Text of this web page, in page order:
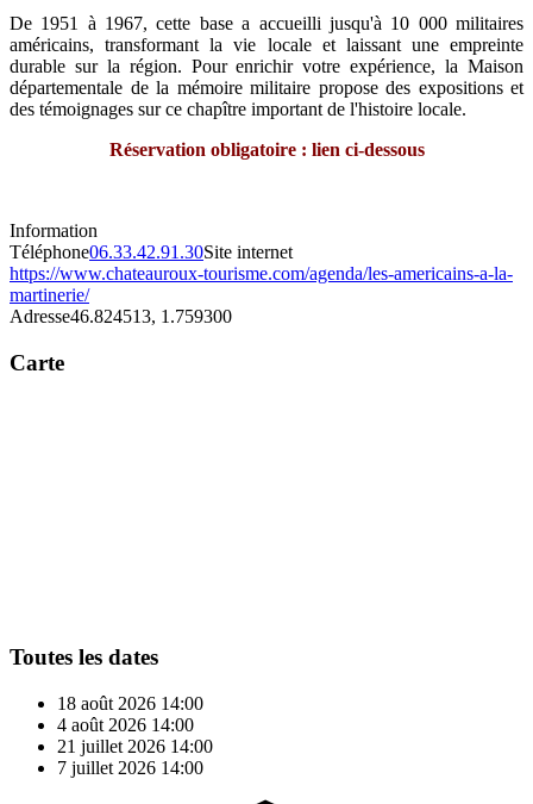
De 1951 à 1967, cette base a accueilli jusqu'à 10 000 militaires
américains, transformant la vie locale et laissant une empreinte
durable sur la région. Pour enrichir votre expérience, la Maison
départementale de la mémoire militaire propose des expositions et
des témoignages sur ce chapître important de l'histoire locale.
Réservation obligatoire : lien ci-dessous
Information
Téléphone06.33.42.91.30Site internet
https://www.chateauroux-tourisme.com/agenda/les-americains-a-la-
martinerie/
Adresse46.824513, 1.759300
Carte
Toutes les dates
18 août 2026 14:00
4 août 2026 14:00
21 juillet 2026 14:00
7 juillet 2026 14:00